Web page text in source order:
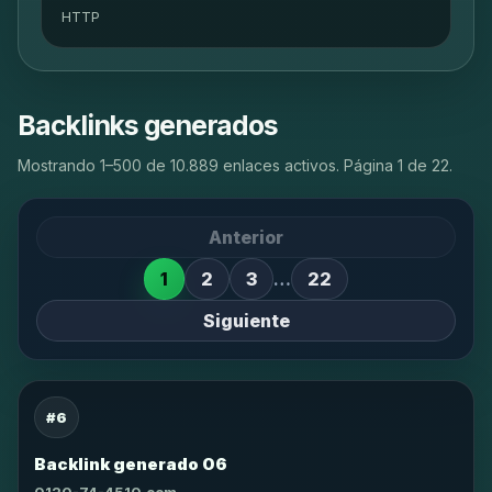
HTTP
Backlinks generados
Mostrando 1–500 de 10.889 enlaces activos. Página 1 de 22.
Anterior
1
2 3 …
22
Siguiente
#6
Backlink generado 06